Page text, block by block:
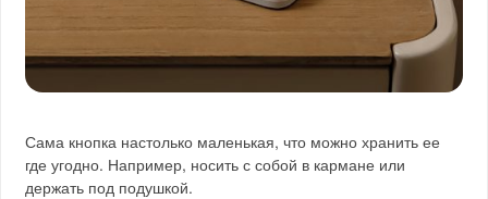
Сама кнопка настолько маленькая, что можно хранить ее
где угодно. Например, носить с собой в кармане или
держать под подушкой.